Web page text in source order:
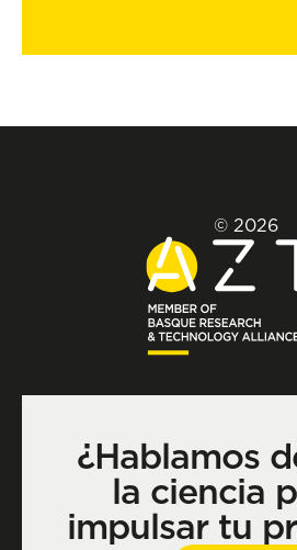
© 2026
¿Hablamos
la ciencia
impulsar tu